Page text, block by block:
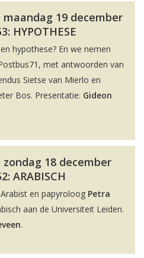
19 december
HYPOTHESE
hypothese? En we nemen
met antwoorden van
Sietse van Mierlo en
Bos. Presentatie: Gideon
18 december
ARABISCH
en papyroloog Petra
aan de Universiteit Leiden.
.